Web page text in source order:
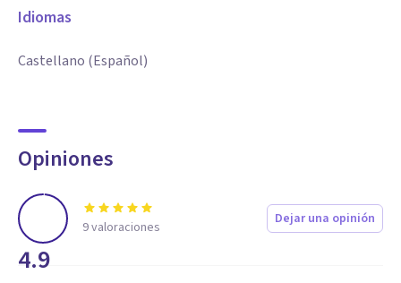
Idiomas
Castellano (Español)
Opiniones
4.9
9valoraciones Dejar una opinión